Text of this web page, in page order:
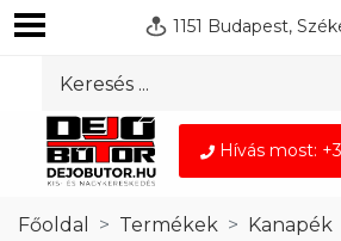
1151 Budapest,
Hívás most:
Főoldal Termékek
Kanapék